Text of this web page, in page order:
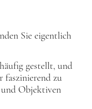
Sie eigentlich
gestellt, und
faszinierend zu
und Objektiven